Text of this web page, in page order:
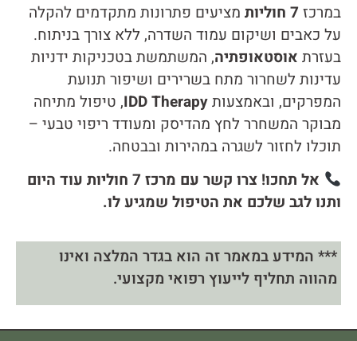
במרכז7 חוליות
מציעים פתרונות מתקדמים להקלה
על כאבים ושיקום עמוד השדרה, ללא צורך בניתוח.
בעזרת אוסטאופתיה, המשתמשת בטכניקות ידניות
עדינות לשחרור מתח בשרירים ושיפור תנועת
המפרקים, ובאמצעותIDD Therapy, טיפול מתיחה
מבוקר המשחרר לחץ מהדיסק ומעודד ריפוי טבעי –
תוכלו לחזור לשגרה במהירות ובבטחה.
אל תחכו! צרו קשר עם מרכז 7 חוליות עוד היום
ותנו לגב שלכם את הטיפול שמגיע לו.
*** המידע במאמר זה הוא בגדר המלצה ואינו
מהווה תחליף לייעוץ רפואי מקצועי.